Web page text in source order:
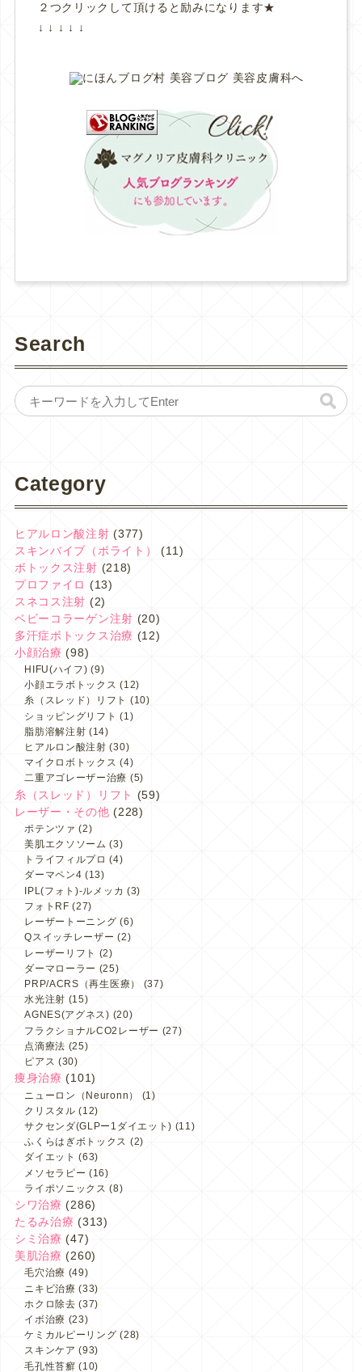
２つクリックして頂けると励みになります★
↓ ↓ ↓ ↓ ↓
Search
Category
ヒアルロン酸注射 (377)
スキンバイブ（ボライト）
(11)
ボトックス注射 (218)
プロファイロ (13)
スネコス注射 (2)
ベビーコラーゲン注射 (20)
多汗症ボトックス治療 (12)
小顔治療 (98)
HIFU(ハイフ) (9)
小顔エラボトックス (12)
糸（スレッド）リフト (10)
ショッピングリフト (1)
脂肪溶解注射 (14)
ヒアルロン酸注射 (30)
マイクロボトックス (4)
二重アゴレーザー治療 (5)
糸（スレッド）リフト
(59)
レーザー・その他 (228)
ポテンツァ (2)
美肌エクソソーム (3)
トライフィルプロ (4)
ダーマペン4 (13)
IPL(フォト)-ルメッカ (3)
フォトRF (27)
レーザートーニング (6)
Qスイッチレーザー (2)
レーザーリフト (2)
ダーマローラー (25)
PRP/ACRS（再生医療）
(37)
水光注射 (15)
AGNES(アグネス) (20)
フラクショナルCO2レーザー (27)
点滴療法 (25)
ピアス (30)
痩身治療 (101)
ニューロン（Neuronn）
(1)
クリスタル (12)
サクセンダ(GLPー1ダイエット) (11)
ふくらはぎボトックス (2)
ダイエット (63)
メソセラピー (16)
ライポソニックス (8)
シワ治療 (286)
たるみ治療 (313)
シミ治療 (47)
美肌治療 (260)
毛穴治療 (49)
ニキビ治療 (33)
ホクロ除去 (37)
イボ治療 (23)
ケミカルピーリング (28)
スキンケア (93)
毛孔性苔癬 (10)